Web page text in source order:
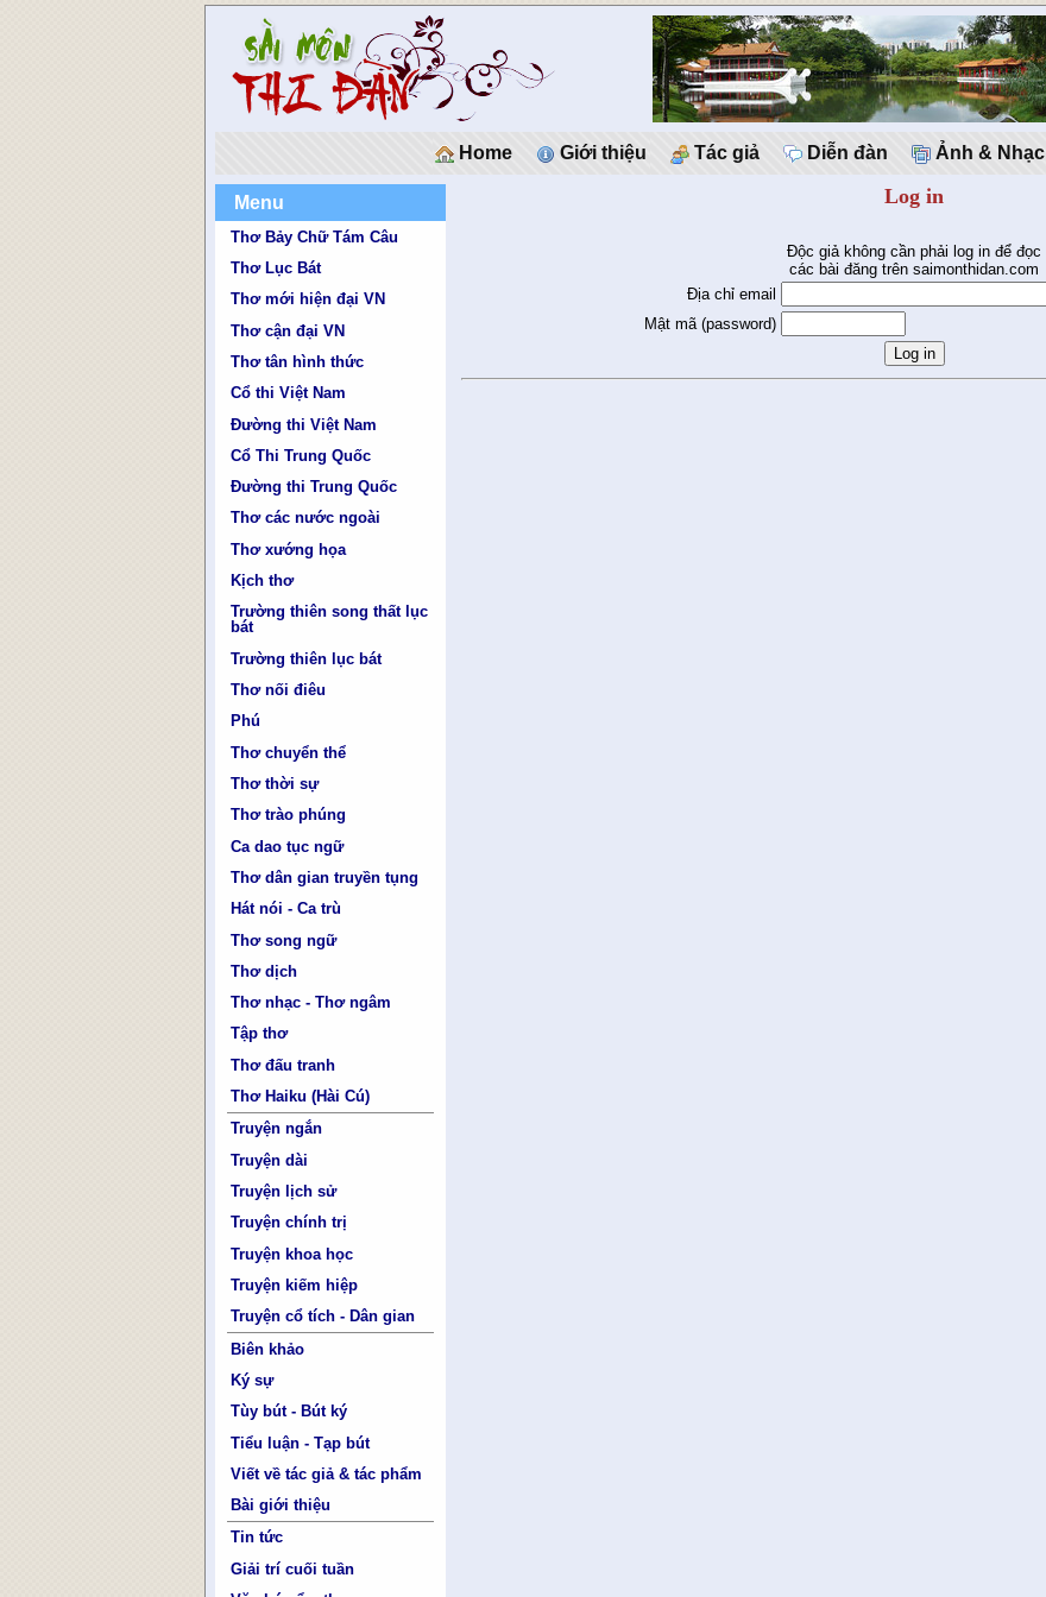
Home Giới thiệu Tác giả Diễn đàn Ảnh & Nhạc
Menu
Thơ Bảy Chữ Tám Câu
Thơ Lục Bát
Thơ mới hiện đại VN
Thơ cận đại VN
Thơ tân hình thức
Cổ thi Việt Nam
Đường thi Việt Nam
Cổ Thi Trung Quốc
Đường thi Trung Quốc
Thơ các nước ngoài
Thơ xướng họa
Kịch thơ
Trường thiên song thất lục
bát
Trường thiên lục bát
Thơ nối điêu
Phú
Thơ chuyển thể
Thơ thời sự
Thơ trào phúng
Ca dao tục ngữ
Thơ dân gian truyền tụng
Hát nói - Ca trù
Thơ song ngữ
Thơ dịch
Thơ nhạc - Thơ ngâm
Tập thơ
Thơ đấu tranh
Thơ Haiku (Hài Cú)
Truyện ngắn
Truyện dài
Truyện lịch sử
Truyện chính trị
Truyện khoa học
Truyện kiếm hiệp
Truyện cổ tích - Dân gian
Biên khảo
Ký sự
Tùy bút - Bút ký
Tiểu luận - Tạp bút
Viết về tác giả & tác phẩm
Bài giới thiệu
Tin tức
Giải trí cuối tuần
Log in
Độc giả không cần phải log in để đọc
các bài đăng trên saimonthidan.com
Địa chỉ email
Mật mã (password)